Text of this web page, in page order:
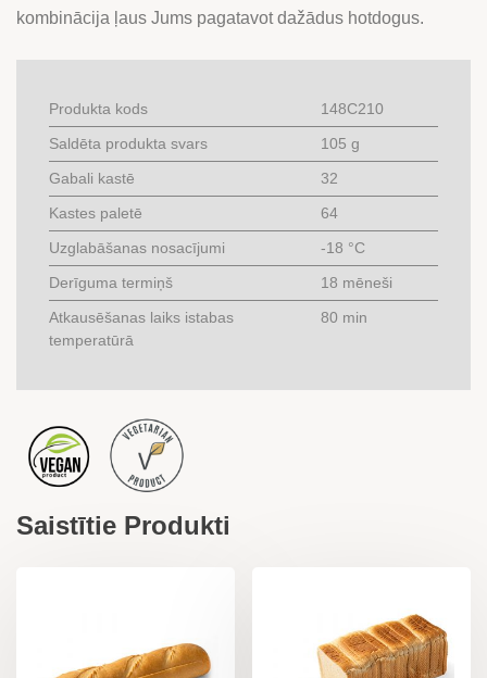
kombinācija ļaus Jums pagatavot dažādus hotdogus.
Produkta kods
148C210
Saldēta produkta svars
105 g
Gabali kastē
32
Kastes paletē
64
Uzglabāšanas nosacījumi
-18 °C
Derīguma termiņš
18 mēneši
Atkausēšanas laiks istabas
temperatūrā
80 min
Saistītie Produkti